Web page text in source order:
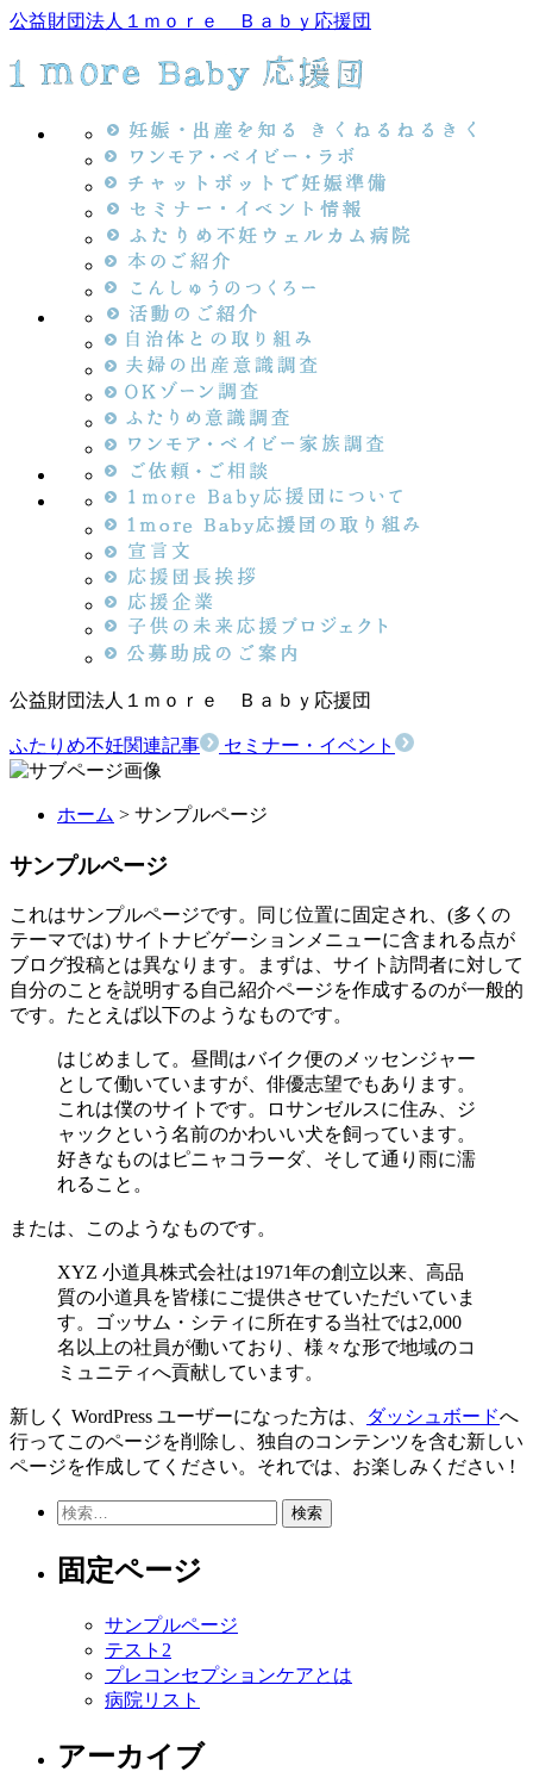
公益財団法人１ｍｏｒｅ Ｂａｂｙ応援団
公益財団法人１ｍｏｒｅ Ｂａｂｙ応援団
ふたりめ不妊関連記事 セミナー・イベント
ホーム > サンプルページ
サンプルページ
これはサンプルページです。同じ位置に固定され、(多くの
テーマでは) サイトナビゲーションメニューに含まれる点が
ブログ投稿とは異なります。まずは、サイト訪問者に対して
自分のことを説明する自己紹介ページを作成するのが一般的
です。たとえば以下のようなものです。
はじめまして。昼間はバイク便のメッセンジャー
として働いていますが、俳優志望でもあります。
これは僕のサイトです。ロサンゼルスに住み、ジ
ャックという名前のかわいい犬を飼っています。
好きなものはピニャコラーダ、そして通り雨に濡
れること。
または、このようなものです。
XYZ 小道具株式会社は1971年の創立以来、高品
質の小道具を皆様にご提供させていただいていま
す。ゴッサム・シティに所在する当社では2,000
名以上の社員が働いており、様々な形で地域のコ
ミュニティへ貢献しています。
新しく WordPress ユーザーになった方は、 ダッシュボードへ
行ってこのページを削除し、独自のコンテンツを含む新しい
ページを作成してください。それでは、お楽しみください !
検
固定ページ
サンプルページ
テスト2
プレコンセプションケアとは
病院リスト
アーカイブ